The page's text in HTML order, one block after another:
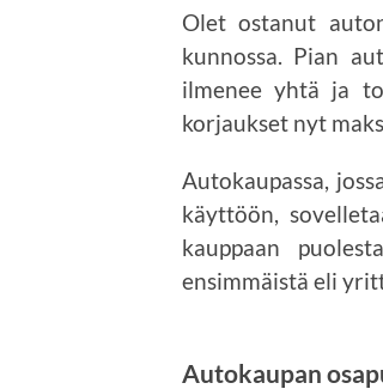
Olet ostanut
kunnossa. Pian
ilmenee yhtä ja
korjaukset nyt
Autokaupassa,
käyttöön,
kauppaan
ensimmäistä eli
Autokaupan